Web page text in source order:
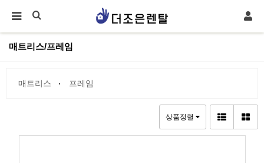
매트리스/프레임
매트리스 프레임
상품정렬